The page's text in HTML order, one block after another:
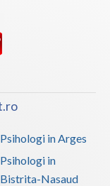
Psihologi in Arges
Psihologi in
Bistrita-Nasaud